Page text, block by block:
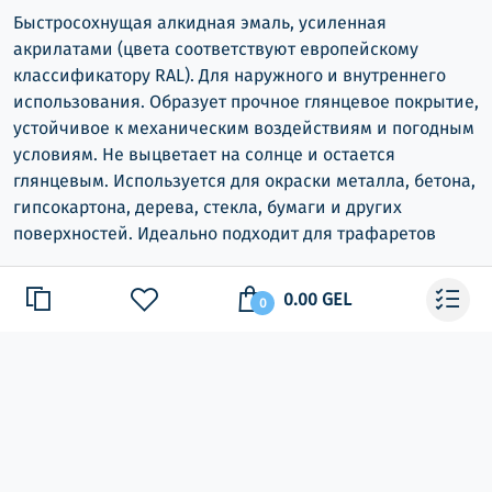
0 0.00 GEL
Быстросохнущая алкидная эмаль, усиленная
акрилатами (цвета соответствуют европейскому
классификатору RAL). Для наружного и внутреннего
использования. Образует прочное глянцевое покрытие,
устойчивое к механическим воздействиям и погодным
условиям. Не выцветает на солнце и остается
глянцевым. Используется для окраски металла, бетона,
гипсокартона, дерева, стекла, бумаги и других
поверхностей. Идеально подходит для трафаретов